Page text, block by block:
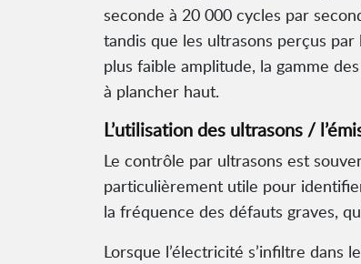
seconde à 20 000 cycles par
tandis que les ultrasons perçus
plus faible amplitude, la gamme
à plancher haut.
L’utilisation des ultrasons /
Le contrôle par ultrasons est
particulièrement utile pour
la fréquence des défauts graves,
Lorsque l’électricité s’infiltre